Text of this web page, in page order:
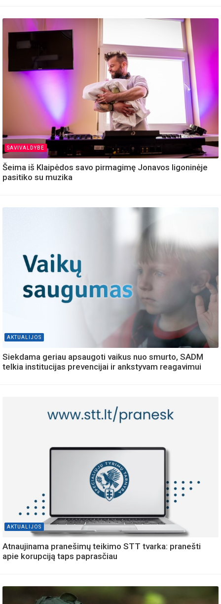
SAVIVALDYBE
Šeima iš Klaipėdos savo pirmagimę Jonavos ligoninėje
pasitiko su muzika
AKTUALIJOS
Siekdama geriau apsaugoti vaikus nuo smurto, SADM
telkia institucijas prevencijai ir ankstyvam reagavimui
AKTUALIJOS
Atnaujinama pranešimų teikimo STT tvarka: pranešti
apie korupciją taps paprasčiau